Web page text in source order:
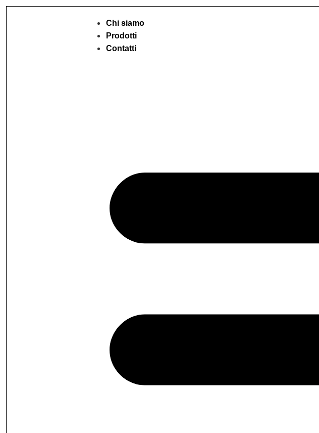
Chi siamo
Prodotti
Contatti